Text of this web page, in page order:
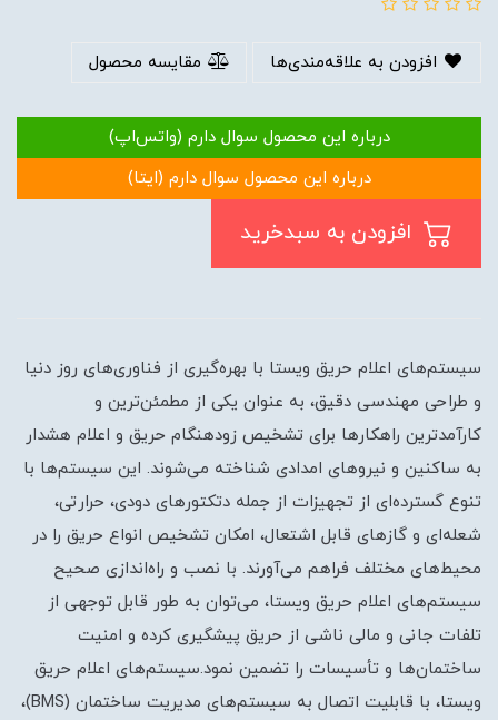
افزودن به علاقه‌مندی‌ها مقایسه محصول
درباره این محصول سوال دارم (واتس‌اپ)
درباره این محصول سوال دارم (ایتا)
سیستم‌های اعلام حریق ویستا با بهره‌گیری از فناوری‌های روز دنیا
و طراحی مهندسی دقیق، به عنوان یکی از مطمئن‌ترین و
کارآمدترین راهکارها برای تشخیص زودهنگام حریق و اعلام هشدار
به ساکنین و نیروهای امدادی شناخته می‌شوند. این سیستم‌ها با
تنوع گسترده‌ای از تجهیزات از جمله دتکتورهای دودی، حرارتی،
شعله‌ای و گازهای قابل اشتعال، امکان تشخیص انواع حریق را در
محیط‌های مختلف فراهم می‌آورند. با نصب و راه‌اندازی صحیح
سیستم‌های اعلام حریق ویستا، می‌توان به طور قابل توجهی از
تلفات جانی و مالی ناشی از حریق پیشگیری کرده و امنیت
ساختمان‌ها و تأسیسات را تضمین نمود.سیستم‌های اعلام حریق
ویستا، با قابلیت اتصال به سیستم‌های مدیریت ساختمان (BMS)،